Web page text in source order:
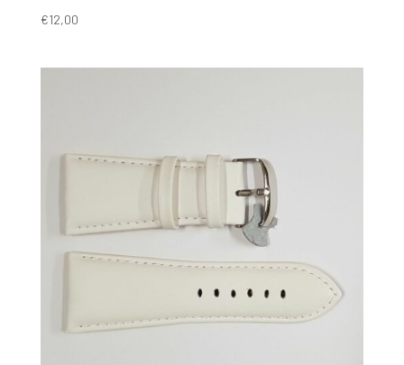
€12,00